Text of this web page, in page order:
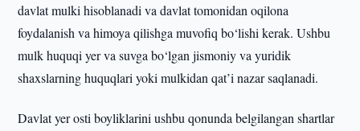
davlat mulki hisoblanadi va davlat tomonidan oqilona
foydalanish va himoya qilishga muvofiq bo‘lishi kerak. Ushbu
mulk huquqi yer va suvga bo‘lgan jismoniy va yuridik
shaxslarning huquqlari yoki mulkidan qat’i nazar saqlanadi.
Davlat yer osti boyliklarini ushbu qonunda belgilangan shartlar